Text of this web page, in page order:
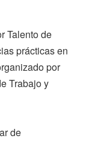
Talento de
prácticas en
por
Trabajo y
de